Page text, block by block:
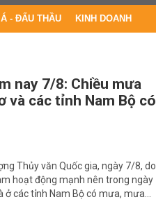
- ĐẤU THẦU KINH DOANH
nay 7/8: Chiều mưa
và các tỉnh Nam Bộ có
Thủy văn Quốc gia, ngày 7/8, do
hoạt động mạnh nên trong ngày
các tỉnh Nam Bộ có mưa, mưa...